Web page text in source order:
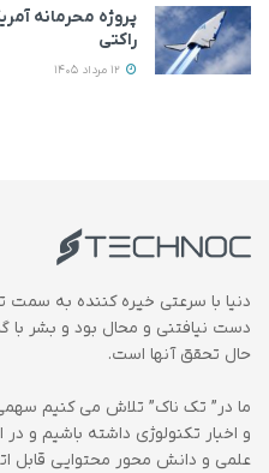
پروژه محرمانه
راکتی
دنیا با سرعتی خیره کننده به سمت
دست نیافتنی و محال بود و بشر با
حال تحقق آنها است.
ما در” تک ناک” تلاش می کنیم
و اخبار تکنولوژی داشته باشیم و
علمی و دانش محور محتوایی قابل